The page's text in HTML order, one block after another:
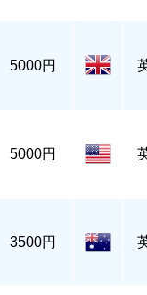
5000円
5000円
3500円